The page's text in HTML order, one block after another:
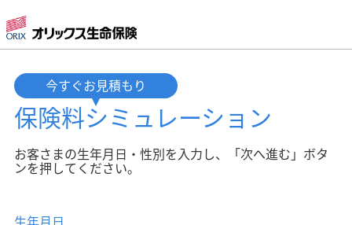
今すぐお見積もり
保険料シミュレーション
お客さまの生年月日・性別を入力し、「次へ進む」ボタ
ンを押してください。